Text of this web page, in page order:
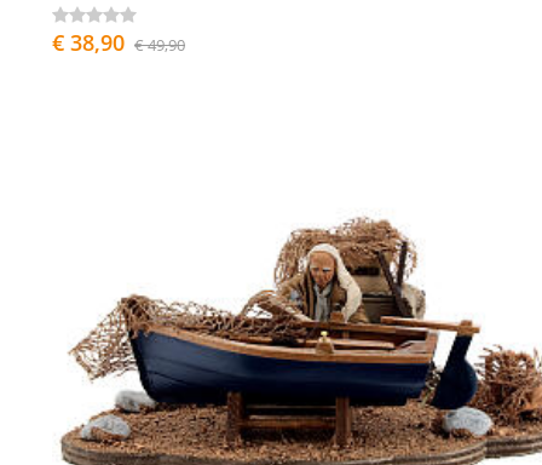
€ 38,90 € 49,90